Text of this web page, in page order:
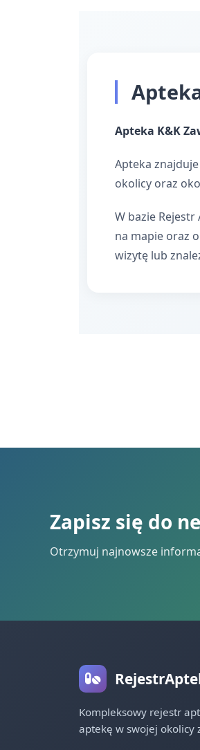
Apteka K&K
Apteka
okolicy oraz
W bazie
na mapie oraz
wizytę lub
Zapisz się do
Otrzymuj najnowsze
Kompleksowy rejestr
aptekę w swojej okolicy